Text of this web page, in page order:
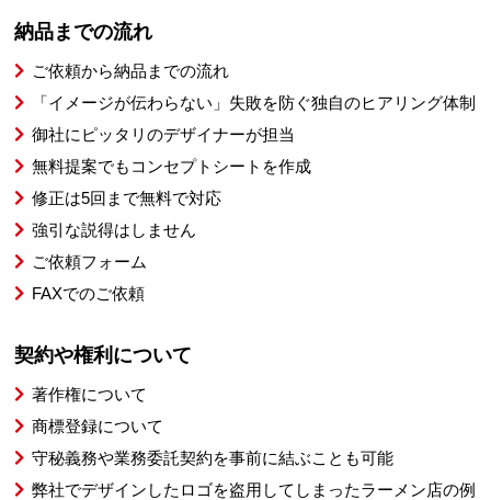
納品までの流れ
ご依頼から納品までの流れ
「イメージが伝わらない」失敗を防ぐ独自のヒアリング体制
御社にピッタリのデザイナーが担当
無料提案でもコンセプトシートを作成
修正は5回まで無料で対応
強引な説得はしません
ご依頼フォーム
FAXでのご依頼
契約や権利について
著作権について
商標登録について
守秘義務や業務委託契約を事前に結ぶことも可能
弊社でデザインしたロゴを盗用してしまったラーメン店の例